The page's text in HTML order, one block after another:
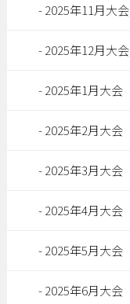
2025年11月大会
2025年12月大会
2025年1月大会
2025年2月大会
2025年3月大会
2025年4月大会
2025年5月大会
2025年6月大会